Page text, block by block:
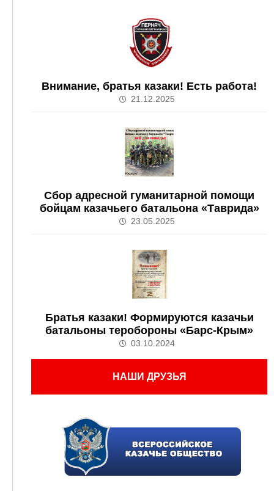
Внимание, братья казаки! Есть работа!
21.12.2025
Сбор адресной гуманитарной помощи
бойцам казачьего батальона «Таврида»
23.05.2025
Братья казаки! Формируются казачьи
батальоны теробороны «Барс-Крым»
03.10.2024
НАШИ ДРУЗЬЯ